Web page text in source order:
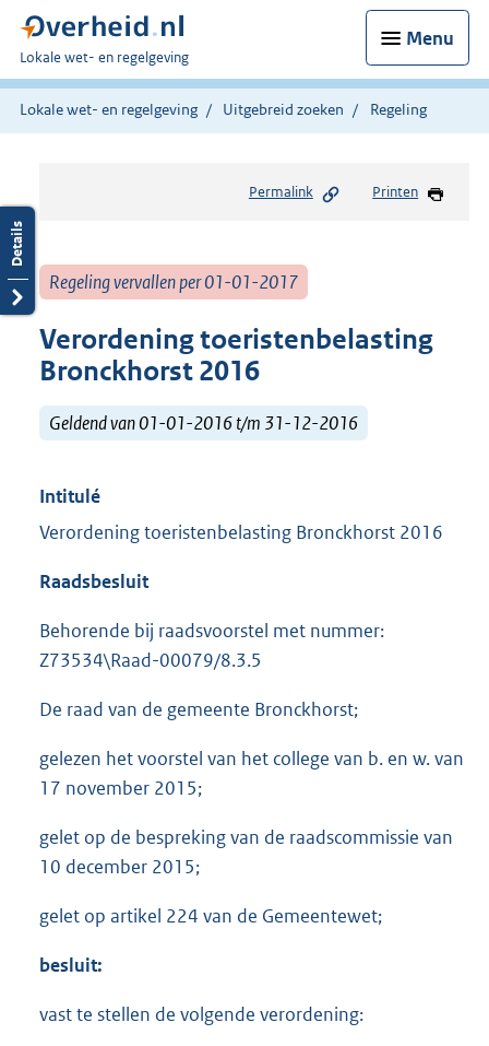
Menu
U
bent
hier:
Lokale wet- en regelgeving
Lokale wet- en regelgeving Uitgebreid zoeken Regeling
Permalink Printen
Regeling vervallen per 01-01-2017
Verordening toeristenbelasting
Bronckhorst 2016
Geldend van 01-01-2016 t/m 31-12-2016
Intitulé
Verordening toeristenbelasting Bronckhorst 2016
Raadsbesluit
Behorende bij raadsvoorstel met nummer:
Z73534\Raad-00079/8.3.5
De raad van de gemeente Bronckhorst;
gelezen het voorstel van het college van b. en w. van
17 november 2015;
gelet op de bespreking van de raadscommissie van
10 december 2015;
gelet op artikel 224 van de Gemeentewet;
besluit:
vast te stellen de volgende verordening: